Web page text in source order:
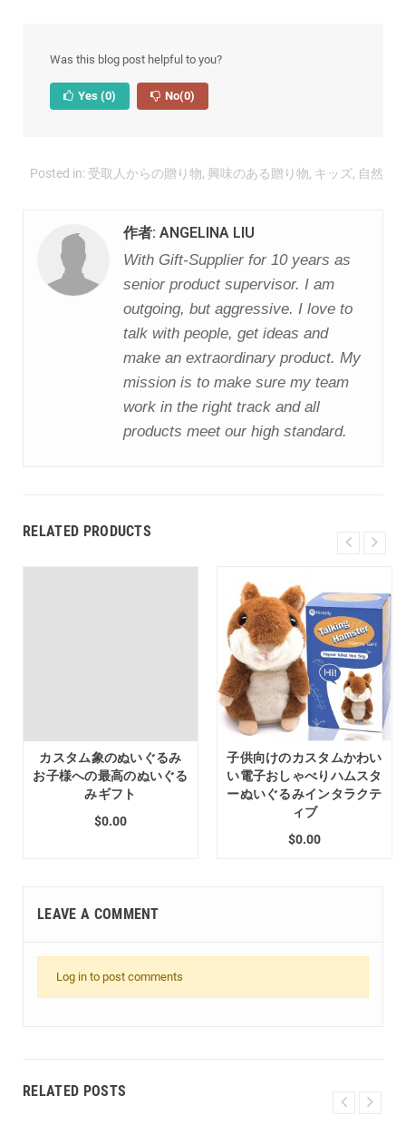
Was this blog post helpful to you?
Yes (0) No(0)
Posted in: 受取人からの贈り物, 興味のある贈り物, キッズ, 自然
作者: ANGELINA LIU
With Gift-Supplier for 10 years as
senior product supervisor. I am
outgoing, but aggressive. I love to
talk with people, get ideas and
make an extraordinary product. My
mission is to make sure my team
work in the right track and all
products meet our high standard.
RELATED PRODUCTS
カスタム象のぬいぐるみ
お子様への最高のぬいぐる
みギフト
$0.00
子供向けのカスタムかわい
い電子おしゃべりハムスタ
ーぬいぐるみインタラクテ
ィブ
$0.00
LEAVE A COMMENT
Log in to post comments
RELATED POSTS